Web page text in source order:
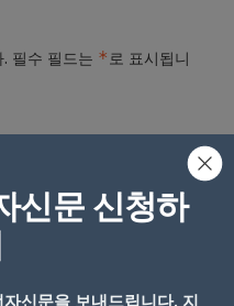
필수 필드는 *로 표시됩니
신문 신청하
신문을 보내드립니다. 지